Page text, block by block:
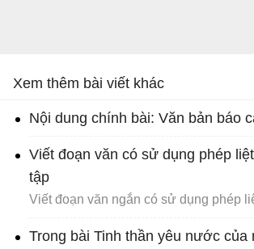
Xem thêm bài viết khác
Nội dung chính bài: Văn bản báo
Viết đoạn văn có sử dụng phép
tập
Viết đoạn văn ngắn có sử dụng phép
Trong bài Tinh thần yêu nước của